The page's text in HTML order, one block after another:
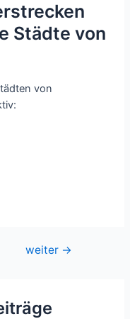
Städte von
von
weiter →